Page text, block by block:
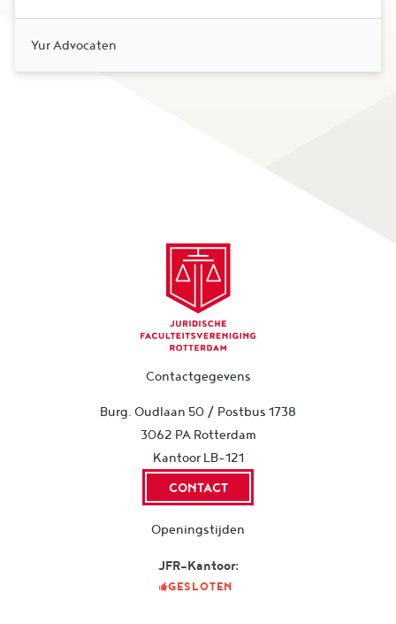
Yur Advocaten
Contactgegevens
Burg. Oudlaan 50 / Postbus 1738
3062 PA Rotterdam
Kantoor LB-121
CONTACT
Openingstijden
JFR-Kantoor:
GESLOTEN